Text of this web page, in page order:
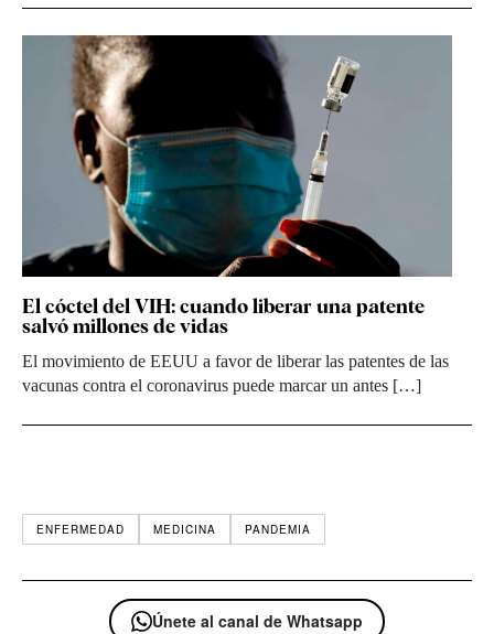
El cóctel del VIH: cuando liberar una patente
salvó millones de vidas
El movimiento de EEUU a favor de liberar las patentes de las
vacunas contra el coronavirus puede marcar un antes […]
ENFERMEDAD MEDICINA PANDEMIA
Únete al canal de Whatsapp